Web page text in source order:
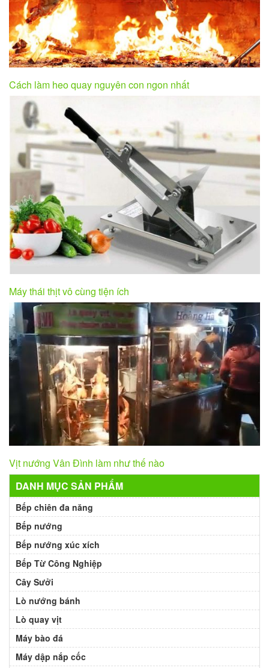
Cách làm heo quay nguyên con ngon nhất
Máy thái thịt vô cùng tiện ích
Vịt nướng Vân Đình làm như thế nào
DANH MỤC SẢN PHẨM
Bếp chiên đa năng
Bếp nướng
Bếp nướng xúc xích
Bếp Từ Công Nghiệp
Cây Sưởi
Lò nướng bánh
Lò quay vịt
Máy bào đá
Máy dập nắp cốc